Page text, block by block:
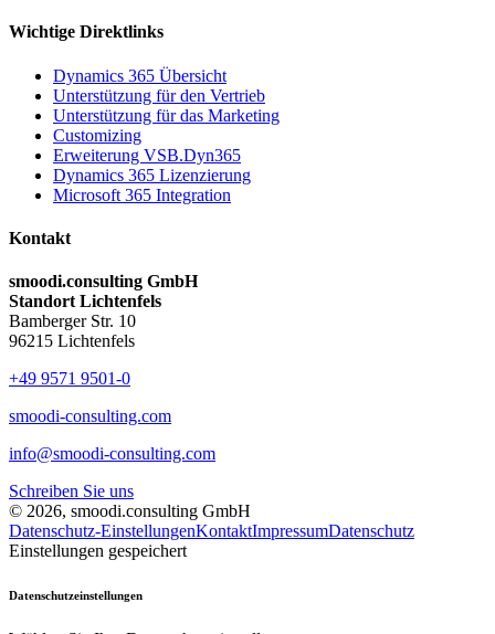
Wichtige Direktlinks
Dynamics 365 Übersicht
Unterstützung für den Vertrieb
Unterstützung für das Marketing
Customizing
Erweiterung VSB.Dyn365
Dynamics 365 Lizenzierung
Microsoft 365 Integration
Kontakt
smoodi.consulting GmbH
Standort Lichtenfels
Bamberger Str. 10
96215 Lichtenfels
+49 9571 9501-0
smoodi-consulting.com
info@smoodi-consulting.com
Schreiben Sie uns
© 2026, smoodi.consulting GmbH
Datenschutz-EinstellungenKontaktImpressumDatenschutz
Einstellungen gespeichert
Datenschutzeinstellungen